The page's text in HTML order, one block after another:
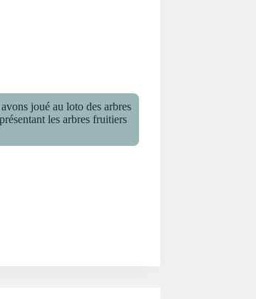
joué au loto des arbres
les arbres fruitiers